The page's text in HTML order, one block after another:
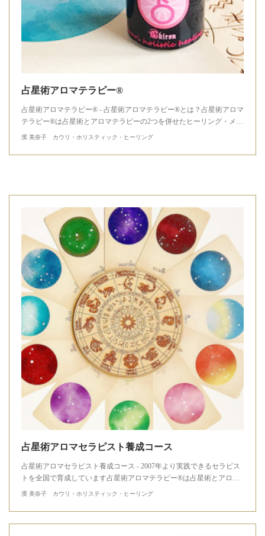
占星術アロマテラピー®
占星術アロマテラピー® - 占星術アロマテラピー®とは？占星術アロマ
テラピー®は占星術とアロマテラピーの2つを併せたヒーリング・メ…
濱 美奈子 カウリ・ホリスティック・ヒーリング
占星術アロマセラピスト養成コース
占星術アロマセラピスト養成コース - 2007年より実践できるセラピス
トを全国で育成しています占星術アロマテラピー®は占星術とアロ…
濱 美奈子 カウリ・ホリスティック・ヒーリング